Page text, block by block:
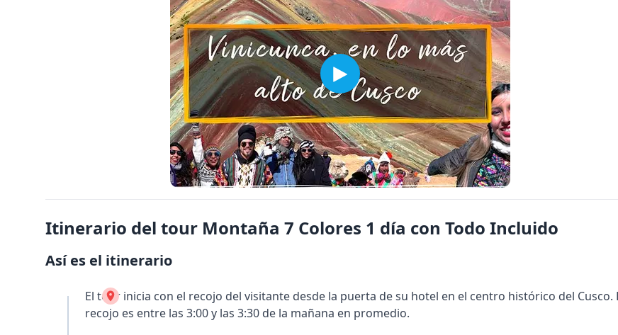
Itinerario del tour Montaña 7 Colores 1 día con Todo Incluido
Así es el itinerario
El tour inicia con el recojo del visitante desde la puerta de su hotel en el centro histórico del Cusco.
recojo es entre las 3:00 y las 3:30 de la mañana en promedio.